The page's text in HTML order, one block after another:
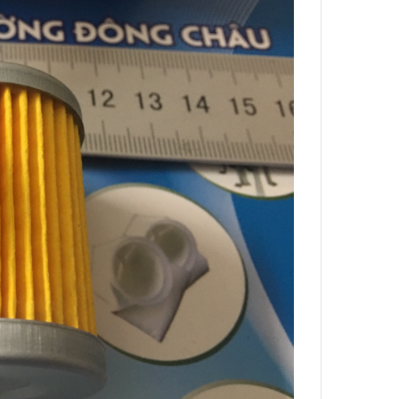
Mesh
– No
Lõi Lọc Inox Trung Quốc
Xác
Lọc
Cấp
Công Nghệ Sản Xuất Hạt
Nhựa Lewatit S1567
2024/01/15
Cấu Tạo Và Đặc Điểm Của
Sợi Kẽm Chịu Lực
2023/12/11
Cấu Tạo Decal Phản Quang
2023/12/11